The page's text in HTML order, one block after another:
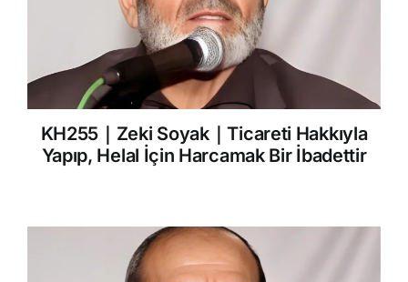
KH255｜Zeki Soyak｜Ticareti Hakkıyla
Yapıp, Helal İçin Harcamak Bir İbadettir